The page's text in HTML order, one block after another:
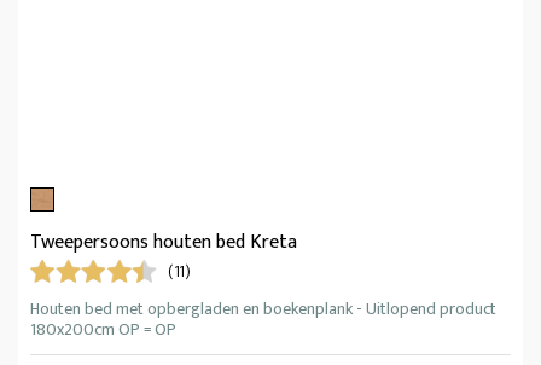
Tweepersoons houten bed Kreta
(11)
Houten bed met opbergladen en boekenplank - Uitlopend product
180x200cm OP = OP